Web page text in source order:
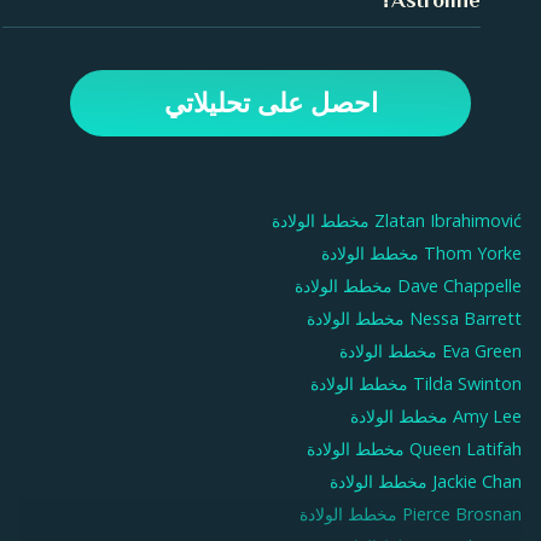
الصعود موقفك من الحياة وكيفية تعبيرك عن نفسك للآخرين.
ملف تعريف. بعد ذلك، انتقل إلى علامة التبويب "مخطط الميلاد"
لرؤية مخططك البياني وتفسيره. استخدم الخيارات الموجودة في
الأعلى لاستكشاف جوانب مختلفة من مخططك البياني، مثل
احصل على تحليلاتي
Zlatan Ibrahimović مخطط الولادة
Thom Yorke مخطط الولادة
Dave Chappelle مخطط الولادة
Nessa Barrett مخطط الولادة
Eva Green مخطط الولادة
Tilda Swinton مخطط الولادة
Amy Lee مخطط الولادة
Queen Latifah مخطط الولادة
Jackie Chan مخطط الولادة
Pierce Brosnan مخطط الولادة